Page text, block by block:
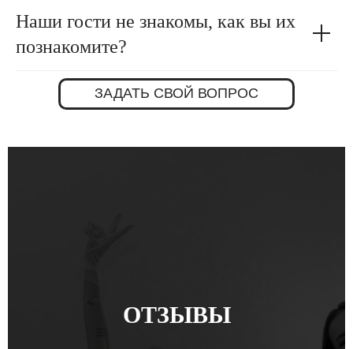
Наши гости не знакомы, как вы их
познакомите?
ЗАДАТЬ СВОЙ ВОПРОС
ОТЗЫВЫ